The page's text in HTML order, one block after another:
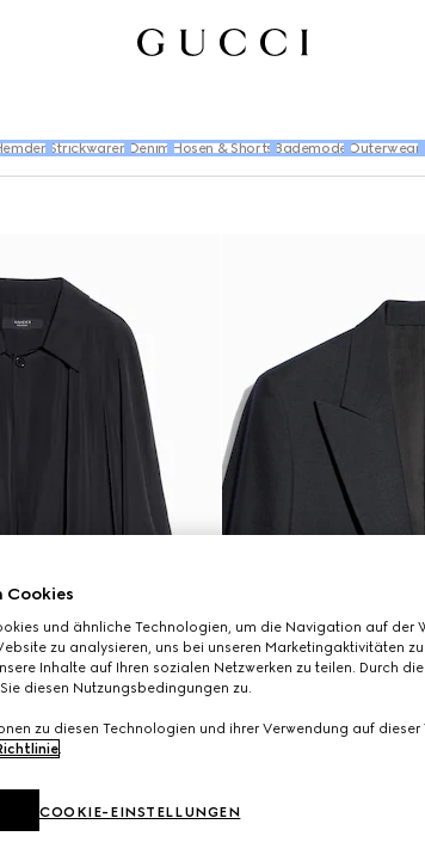
Strickwaren Denim Hosen & Shorts Bademode Outerwear
Cookies
und ähnliche Technologien, um die Navigation auf der
zu analysieren, uns bei unseren Marketingaktivitäten
Inhalte auf Ihren sozialen Netzwerken zu teilen. Durch
diesen Nutzungsbedingungen zu.
zu diesen Technologien und ihrer Verwendung auf dieser
.
COOKIE-EINSTELLUNGEN